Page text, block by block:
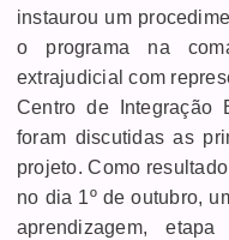
instaurou um
o programa na
extrajudicial com
Centro de Integração
foram discutidas as
projeto. Como
no dia 1º de outubro,
aprendizagem,